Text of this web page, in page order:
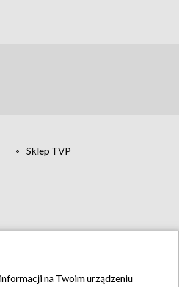
Sklep TVP
na Twoim urządzeniu